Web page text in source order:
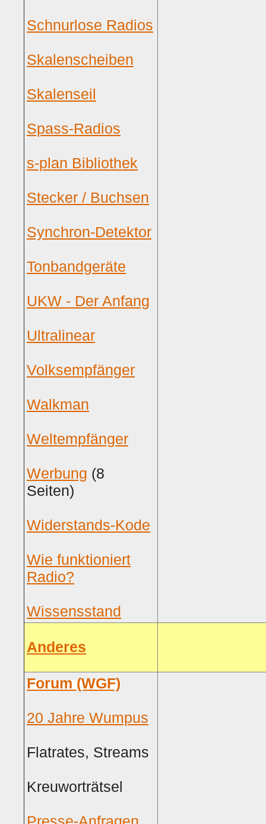
Schnurlose Radios
Skalenscheiben
Skalenseil
Spass-Radios
s-plan Bibliothek
Stecker / Buchsen
Synchron-Detektor
Tonbandgeräte
UKW - Der Anfang
Ultralinear
Volksempfänger
Walkman
Weltempfänger
Werbung (8
Seiten)
Widerstands-Kode
Wie funktioniert
Radio?
Wissensstand
Anderes
Forum (WGF)
20 Jahre Wumpus
Flatrates, Streams
Kreuworträtsel